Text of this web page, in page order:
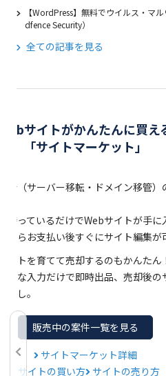
【WordPress】無料でウイルス・マ
dfence Security）
全ての記事を見る
サイトがかんたんに買え
「サイトマーケット」
行（サーバー移転・ドメイン移管）
待っているだけでWebサイトが手に
ならお支払い後すぐにサイト編集が
イトを育てて売却するのもかんたん
単な入力だけで即時出品、売却後の
なし。
販売中の案件一覧を見る
サイトマーケット詳細
サイトの買い方 サイトの売り方